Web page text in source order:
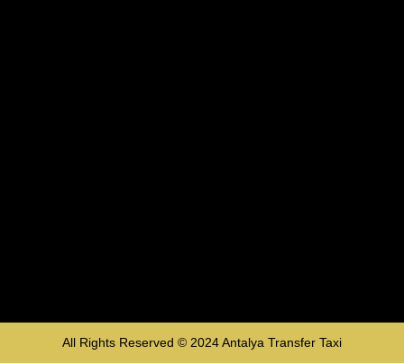
All Rights Reserved © 2024Antalya Transfer Taxi